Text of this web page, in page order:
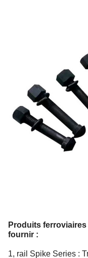
Produits
fournir :
1, rail Spike Series :